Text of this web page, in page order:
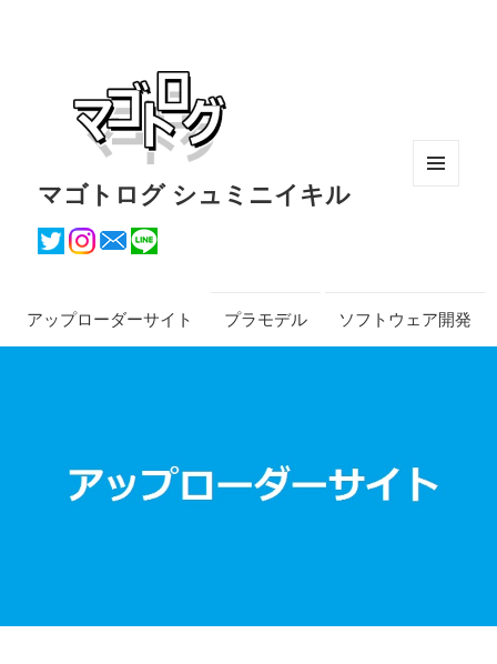
マゴトログ シュミニイキル
アップローダーサイト プラモデル ソフトウェア開発